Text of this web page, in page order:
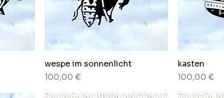
wespe im sonnenlicht
Preis
100,00 €
kasten
Preis
100,00 €